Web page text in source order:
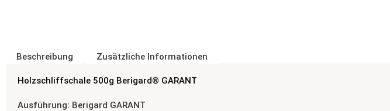
Beschreibung Zusätzliche Informationen
Holzschliffschale 500g Berigard® GARANT
Ausführung: Berigard GARANT